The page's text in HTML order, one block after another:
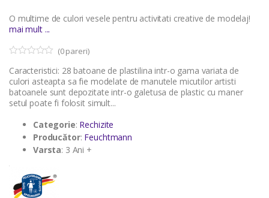
O multime de culori vesele pentru activitati creative de modelaj!
mai mult ...
o
u
t
o
f
s
(0pareri)
Caracteristici: 28 batoane de plastilina intr-o gama variata de
culori asteapta sa fie modelate de manutele micutilor artisti
batoanele sunt depozitate intr-o galetusa de plastic cu maner
setul poate fi folosit simult...
Categorie: Rechizite
Producător: Feuchtmann
Varsta: 3 Ani +